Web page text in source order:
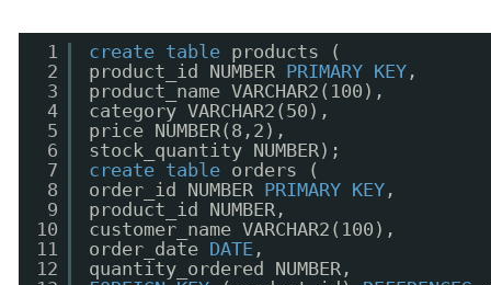
1
2
3
4
5
6
7
8
9
10
11
12
create table products (
product_id NUMBER PRIMARY KEY ,
product_name VARCHAR2(100),
category VARCHAR2(50),
price NUMBER(8,2),
stock_quantity NUMBER);
create table orders (
order_id NUMBER PRIMARY KEY ,
product_id NUMBER,
customer_name VARCHAR2(100),
order_date DATE ,
quantity_ordered NUMBER,